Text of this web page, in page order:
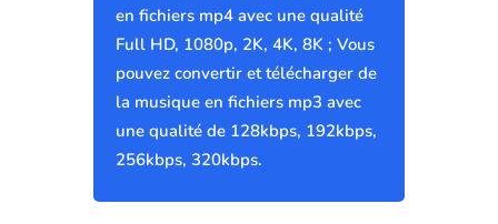
en fichiers mp4 avec une qualité
Full HD, 1080p, 2K, 4K, 8K ; Vous
pouvez convertir et télécharger de
la musique en fichiers mp3 avec
une qualité de 128kbps, 192kbps,
256kbps, 320kbps.